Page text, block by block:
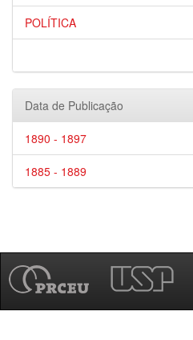
POLÍTICA
Data de Publicação
1890 - 1897
1885 - 1889